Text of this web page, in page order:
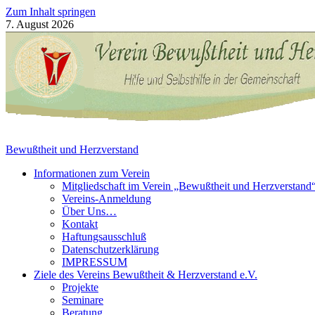
Zum Inhalt springen
7. August 2026
Bewußtheit und Herzverstand
Informationen zum Verein
Mitgliedschaft im Verein „Bewußtheit und
Vereins-Anmeldung
Über Uns…
Kontakt
Haftungsausschluß
Datenschutzerklärung
IMPRESSUM
Ziele des Vereins Bewußtheit & Herzverstand e.V.
Projekte
Seminare
Beratung